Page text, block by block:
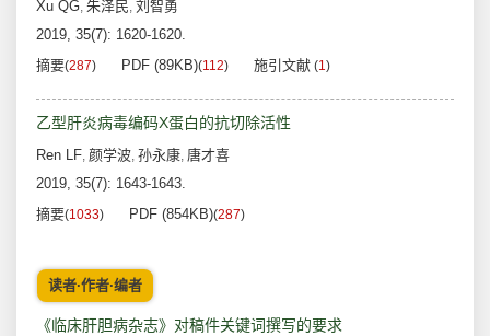
Xu QG, 朱泽民, 刘智勇
2019, 35(7): 1620-1620.
摘要(287) PDF (89KB)(112) 施引文献 (1)
乙型肝炎病毒编码X蛋白的抗切除活性
Ren LF, 颜学波, 孙永康, 唐才喜
2019, 35(7): 1643-1643.
摘要(1033) PDF (854KB)(287)
读者·作者·编者
《临床肝胆病杂志》对稿件关键词撰写的要求